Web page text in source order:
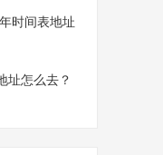
时间表地址
址怎么去？